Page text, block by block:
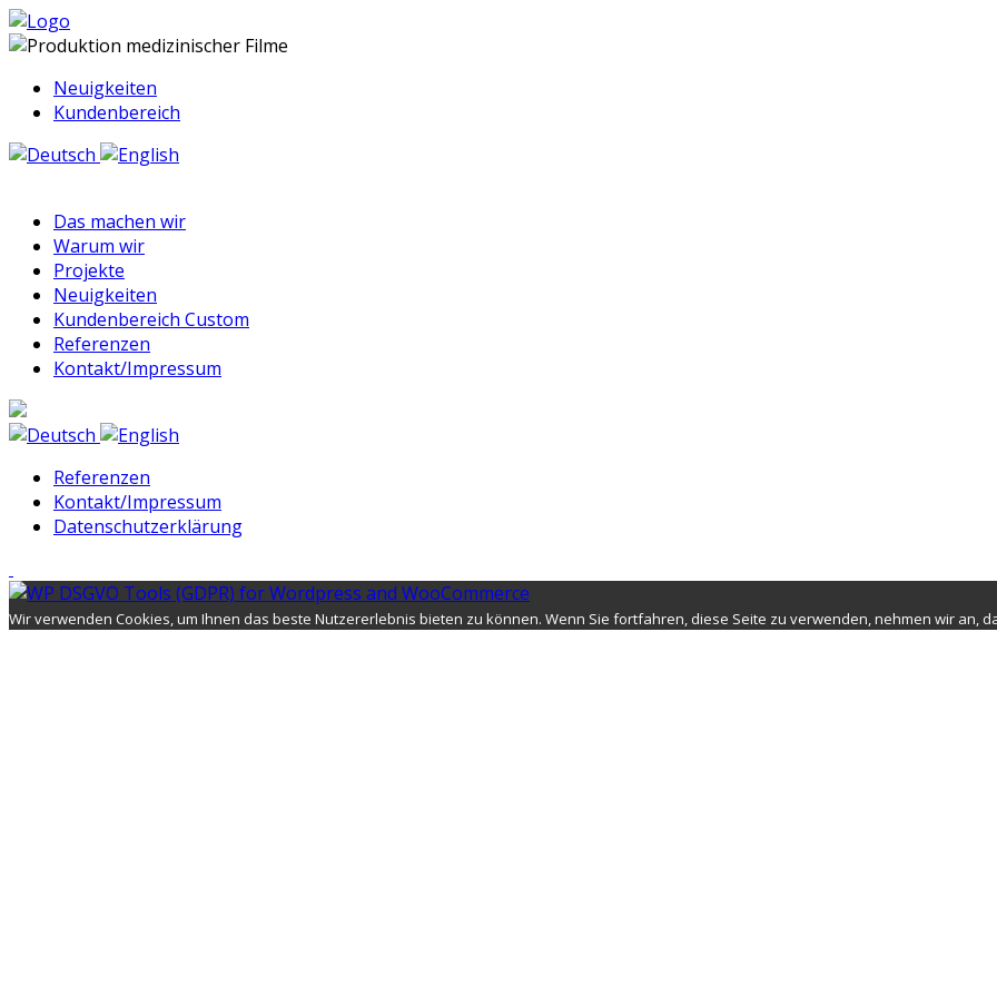
Neuigkeiten
Kundenbereich
Das machen wir
Warum wir
Projekte
Neuigkeiten
Kundenbereich Custom
Referenzen
Kontakt/Impressum
Referenzen
Kontakt/Impressum
Datenschutzerklärung
Wir verwenden Cookies, um Ihnen das beste Nutzererlebnis bieten zu können. Wenn Sie fortfahren, diese Seite zu verwenden, nehmen wir an,